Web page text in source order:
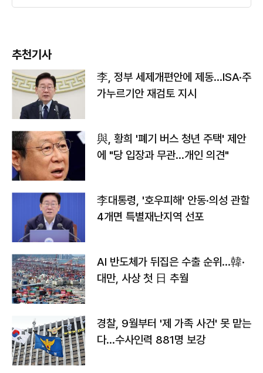
추천기사
李, 정부 세제개편안에 제동…ISA·주
가누르기안 재검토 지시
與, 황희 '폐기 버스 청년 주택' 제안
에 "당 입장과 무관…개인 의견"
李대통령, '호우피해' 안동·의성 관할
4개면 특별재난지역 선포
AI 반도체가 뒤집은 수출 순위…韓·
대만, 사상 첫 日 추월
경찰, 9월부터 '제 가족 사건' 못 맡는
다…수사인력 881명 보강